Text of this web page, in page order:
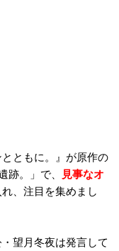
ともに。』が原作の
跡。」で、
見事なオ
れ、注目を集めまし
望月冬夜は発言して